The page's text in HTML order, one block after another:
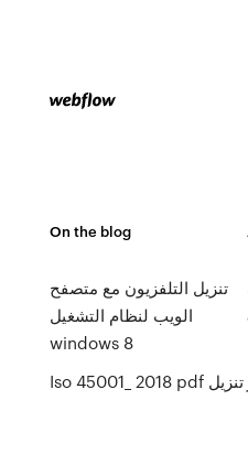
On the blog
تنزيل التلفزيون مع متصفح
الويب لنظام التشغيل
windows 8
Iso 45001_ 2018 pdf تنزيل